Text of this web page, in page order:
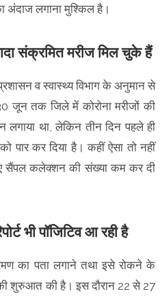
अंदाज लगाना मुश्किल है।
संक्रमित मरीज मिल चुके हैं
व स्वास्थ्य विभाग के अनुमान से
जून तक जिले में कोरोना मरीजों की
था, लेकिन तीन दिन पहले ही
कर दिया है। कहीं ऐसा तो नहीं
सैंपल कलेक्शन की संख्या कम कर दी
भी पॉजिटिव आ रही है
का पता लगाने तथा इसे रोकने के
की शुरुआत की है। इस दौरान 22 से 27